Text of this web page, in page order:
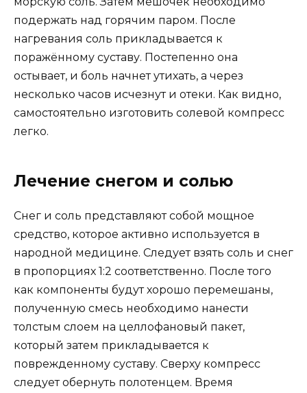
подержать над горячим паром. После
нагревания соль прикладывается к
поражённому суставу. Постепенно она
остывает, и боль начнет утихать, а через
несколько часов исчезнут и отеки. Как видно,
самостоятельно изготовить солевой компресс
легко.
Лечение снегом и солью
Снег и соль представляют собой мощное
средство, которое активно используется в
народной медицине. Следует взять соль и снег
в пропорциях 1:2 соответственно. После того
как компоненты будут хорошо перемешаны,
полученную смесь необходимо нанести
толстым слоем на целлофановый пакет,
который затем прикладывается к
поврежденному суставу. Сверху компресс
следует обернуть полотенцем. Время